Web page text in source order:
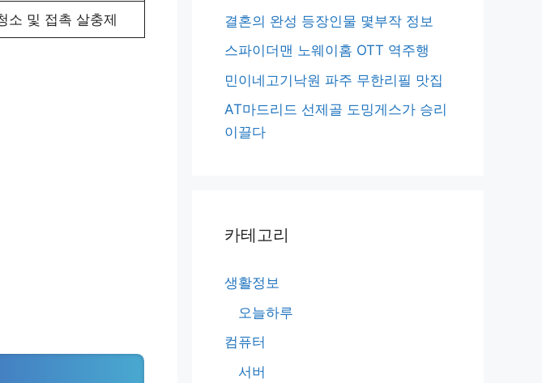
소 및 접촉 살충제
결혼의 완성 등장인물 몇부작 정보
스파이더맨 노웨이홈 OTT 역주행
민이네고기낙원 파주 무한리필 맛집
AT마드리드 선제골 도밍게스가 승리
이끌다
카테고리
생활정보
오늘하루
컴퓨터
서버